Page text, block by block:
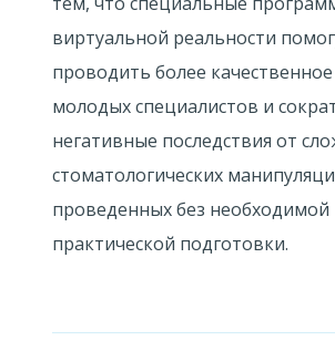
виртуальной реальности
проводить более
молодых специалистов и
негативные последствия от
стоматологических
проведенных без необходимой
практической подготовки.